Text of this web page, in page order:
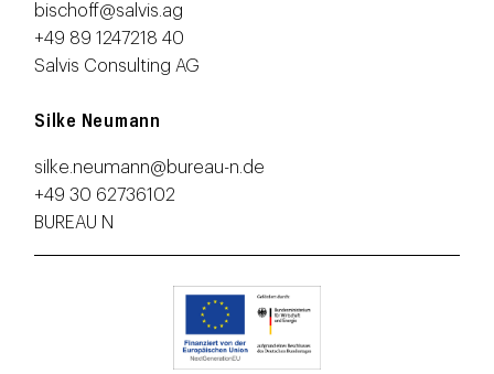
bischoff@salvis.ag
+49 89 1247218 40
Salvis Consulting AG
Silke Neumann
silke.neumann@bureau-n.de
+49 30 62736102
BUREAU N